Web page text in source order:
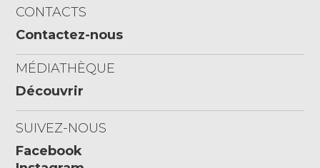
CONTACTS
Contactez-nous
MÉDIATHÈQUE
Découvrir
SUIVEZ-NOUS
Facebook